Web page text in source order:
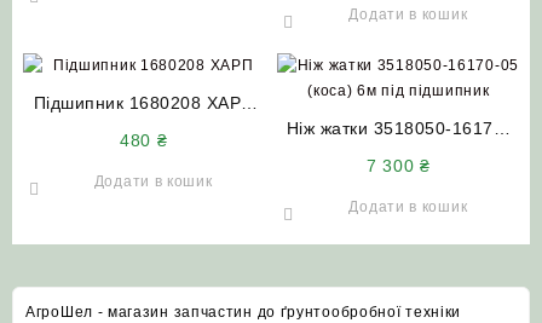
Акрос Вектор
Додати в кошик
Підшипник 1680208 ХАРП
480 ₴
Додати в кошик
Ніж жатки 3518050-16170-
7 300₴
Додати в кошик
АгроШел - магазин запчастин до ґрунтообробної техніки